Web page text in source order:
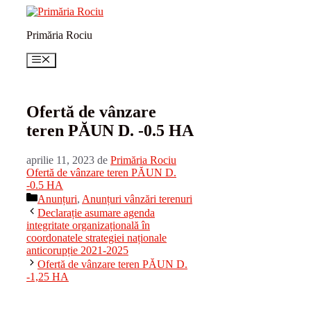
conținutPrimăria Rociu
Meniu
Ofertă de vânzare
teren PĂUN D. -0.5 HA
aprilie 11, 2023 de Primăria Rociu
Ofertă de vânzare teren PĂUN D.
-0.5 HA
Categorii
Anunțuri, Anunțuri vânzări terenuri
Declarație asumare agenda
integritate organizațională în
coordonatele strategiei naționale
anticorupție 2021-2025
Ofertă de vânzare teren PĂUN D.
-1,25 HA